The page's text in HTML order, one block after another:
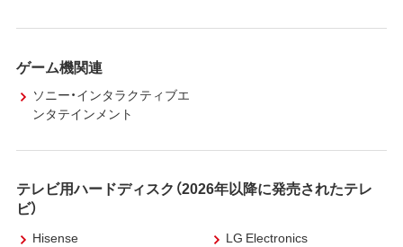
ゲーム機関連
ソニー・インタラクティブエ
ンタテインメント
テレビ用ハードディスク（2026年以降に発売されたテレ
ビ）
Hisense
LG Electronics